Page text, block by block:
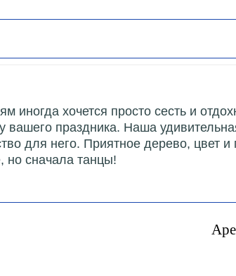
иногда хочется просто сесть и
вашего праздника. Наша
для него. Приятное дерево, цвет
но сначала танцы!